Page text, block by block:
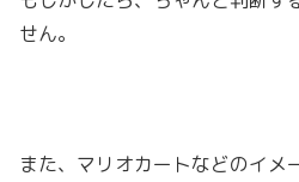
せん。
また、マリオカートなどのイメ